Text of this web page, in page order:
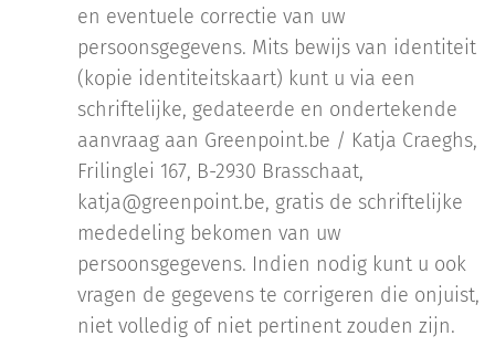
en eventuele correctie van uw
persoonsgegevens. Mits bewijs van identiteit
(kopie identiteitskaart) kunt u via een
schriftelijke, gedateerde en ondertekende
aanvraag aan Greenpoint.be / Katja Craeghs,
Frilinglei 167, B-2930 Brasschaat,
katja@greenpoint.be, gratis de schriftelijke
mededeling bekomen van uw
persoonsgegevens. Indien nodig kunt u ook
vragen de gegevens te corrigeren die onjuist,
niet volledig of niet pertinent zouden zijn.